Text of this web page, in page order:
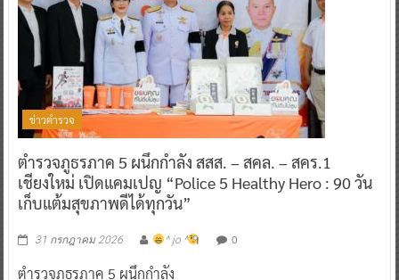
ข่าวตำรวจ
ตำรวจภูธรภาค 5 ผนึกกำลัง สสส. – สคล. – สคร.1
เชียงใหม่ เปิดแคมเปญ “Police 5 Healthy Hero : 90 วัน
เก็บแต้มสุขภาพดีได้ทุกวัน”
31 กรกฎาคม 2026 ^ jo ^ 0
ตำรวจภูธรภาค 5 ผนึกกำลัง